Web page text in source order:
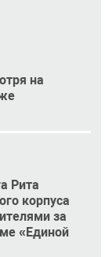
на
Рита
корпуса
за
«Единой